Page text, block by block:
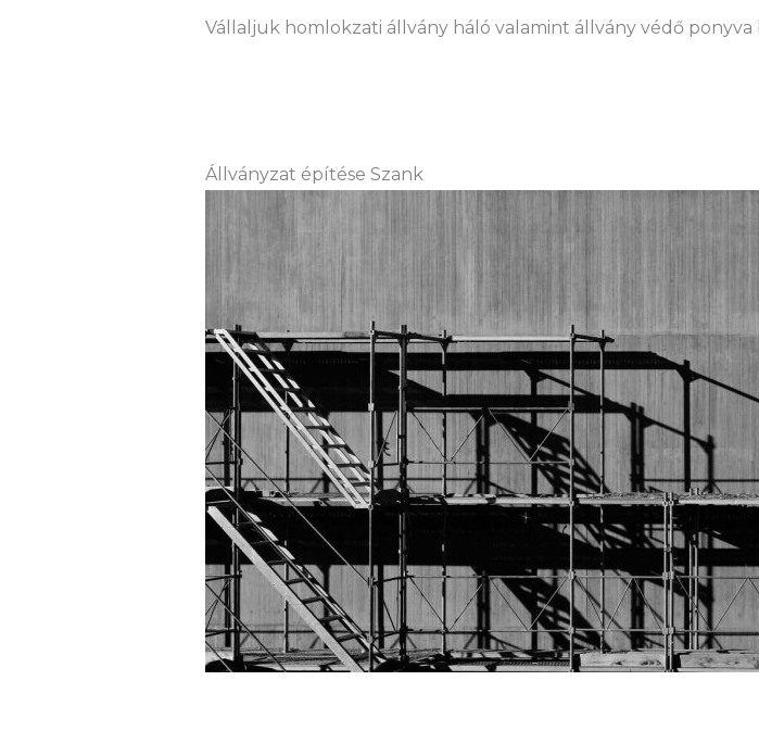
Vállaljuk homlokzati állvány háló valamint állvány védő ponyva
Állványzat építése Szank